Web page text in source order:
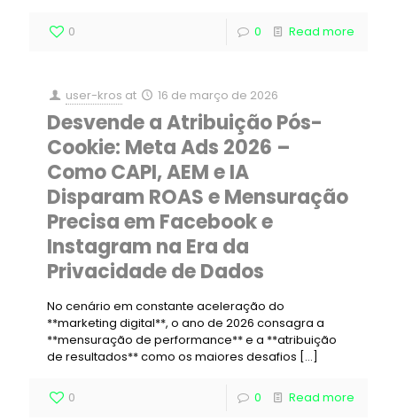
0 0 Read more
user-kros at 16 de março de 2026
Desvende a Atribuição Pós-
Cookie: Meta Ads 2026 –
Como CAPI, AEM e IA
Disparam ROAS e Mensuração
Precisa em Facebook e
Instagram na Era da
Privacidade de Dados
No cenário em constante aceleração do
**marketing digital**, o ano de 2026 consagra a
**mensuração de performance** e a **atribuição
de resultados** como os maiores desafios […]
0 0 Read more